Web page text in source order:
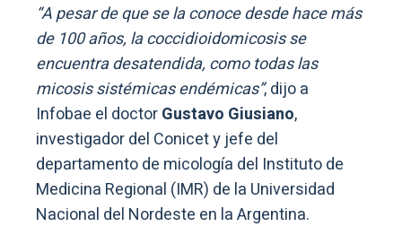
“A pesar de que se la conoce desde hace más
de 100 años, la coccidioidomicosis se
encuentra desatendida, como todas las
micosis sistémicas endémicas”, dijo a
Infobae el doctorGustavo Giusiano,
investigador del Conicet y jefe del
departamento de micología del Instituto de
Medicina Regional (IMR) de la Universidad
Nacional del Nordeste en la Argentina.